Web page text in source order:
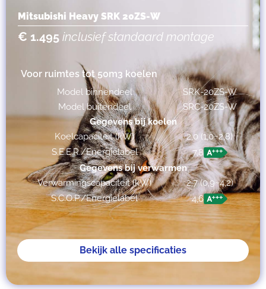
Mitsubishi Heavy SRK 20ZS-W
€ 1.495 inclusief standaard montage
Voor ruimtes tot 50m3 koelen
Model binnendeel
SRK-20ZS-W
Model buitendeel
SRC-20ZS-W
Gegevens bij koelen
Koelcapaciteit (kW)
2,0 (1,0~2,8)
S.E.E.R./Energielabel
7,8
Gegevens bij verwarmen
Verwarmingscapaciteit (kW)
2,7 (0,9~4,2)
S.C.O.P./Energielabel
4,6
Bekijk alle specificaties